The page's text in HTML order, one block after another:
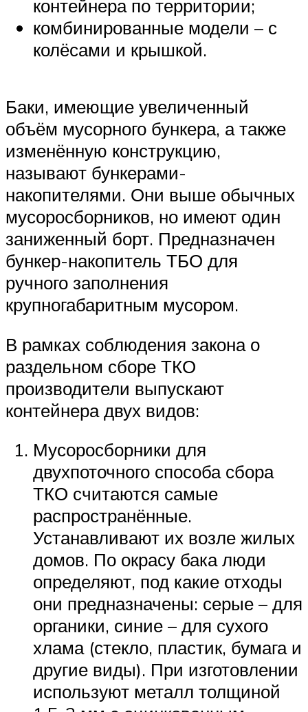
контейнера по территории;
комбинированные модели – с
колёсами и крышкой.
Баки, имеющие увеличенный
объём мусорного бункера, а также
изменённую конструкцию,
называют бункерами-
накопителями. Они выше обычных
мусоросборников, но имеют один
заниженный борт. Предназначен
бункер-накопитель ТБО для
ручного заполнения
крупногабаритным мусором.
В рамках соблюдения закона о
раздельном сборе ТКО
производители выпускают
контейнера двух видов:
Мусоросборники для
двухпоточного способа сбора
ТКО считаются самые
распространённые.
Устанавливают их возле жилых
домов. По окрасу бака люди
определяют, под какие отходы
они предназначены: серые – для
органики, синие – для сухого
хлама (стекло, пластик, бумага и
другие виды). При изготовлении
используют металл толщиной